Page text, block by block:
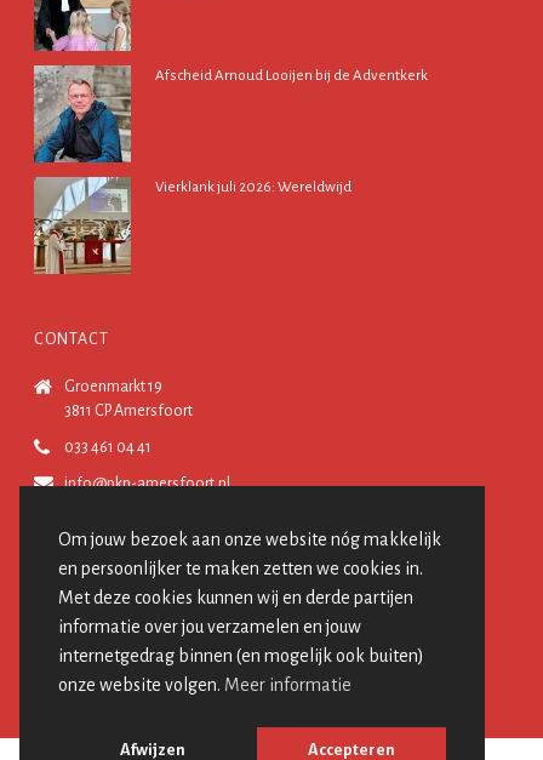
Om jouw bezoek aan onze website nóg makkelijk
en persoonlijker te maken zetten we cookies in.
Met deze cookies kunnen wij en derde partijen
informatie over jou verzamelen en jouw
internetgedrag binnen (en mogelijk ook buiten)
onze website volgen. Meer informatie
Afwijzen Accepteren
Afscheid Arnoud Looijen bij de Adventkerk
Vierklank juli 2026: Wereldwijd
CONTACT
Groenmarkt 19
3811 CP Amersfoort
033 461 04 41
info@pkn-amersfoort.nl
VOLG ONS